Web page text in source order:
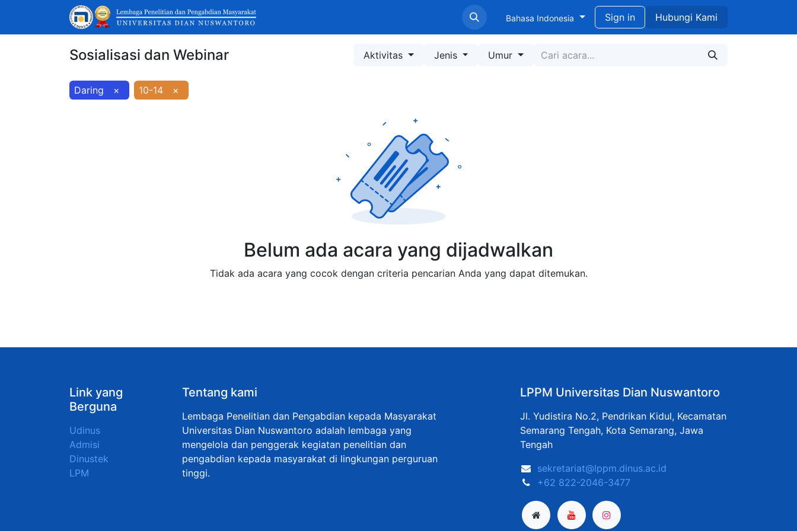
Informasi Pendidikan untuk Pengembangan Berkelanjutan
Bahasa Indonesia Sign in Hubungi Kami
Sosialisasi dan Webinar Aktivitas Jenis Umur
Daring × 10-14 ×
Belum ada acara yang dijadwalkan
Tidak ada acara yang cocok dengan criteria pencarian Anda yang dapat ditemukan.
Link yang
Berguna
Udinus
Admisi
Dinustek
LPM
Tentang kami
Lembaga Penelitian dan Pengabdian kepada Masyarakat
Universitas Dian Nuswantoro adalah lembaga yang
mengelola dan penggerak kegiatan penelitian dan
pengabdian kepada masyarakat di lingkungan perguruan
tinggi.
LPPM Universitas Dian Nuswantoro
Jl. Yudistira No.2, Pendrikan Kidul, Kecamatan
Semarang Tengah, Kota Semarang, Jawa
Tengah
sekretariat@lppm.dinus.ac.id
+62 822-2046-3477